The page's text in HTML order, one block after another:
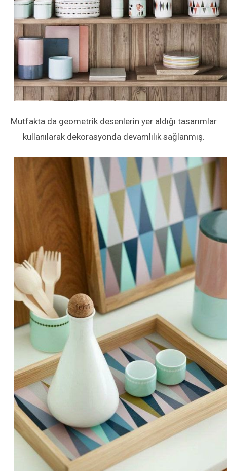
Mutfakta da geometrik desenlerin yer aldığı tasarımlar
kullanılarak dekorasyonda devamlılık sağlanmış.